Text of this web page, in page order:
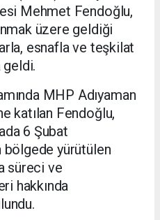
Mehmet Fendoğlu,
üzere geldiği
esnafla ve teşkilat
geldi.
MHP Adıyaman
katılan Fendoğlu,
6 Şubat
bölgede yürütülen
süreci ve
hakkında